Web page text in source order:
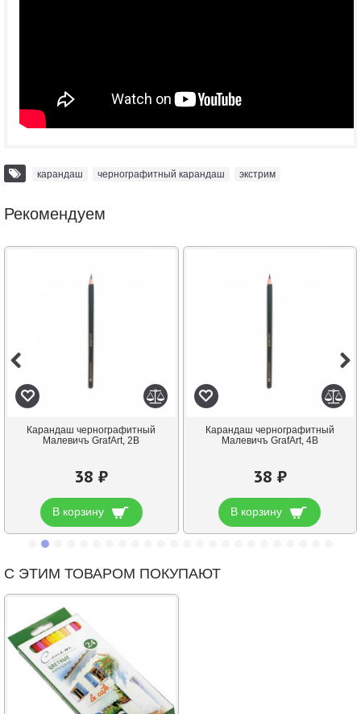
карандаш чернографитный карандаш экстрим
Рекомендуем
Карандаш чернографитный
Малевичъ GrafArt, 2В
38 ₽
В корзину
Карандаш чернографитный
Малевичъ GrafArt, 4В
38 ₽
В корзину
С ЭТИМ ТОВАРОМ ПОКУПАЮТ